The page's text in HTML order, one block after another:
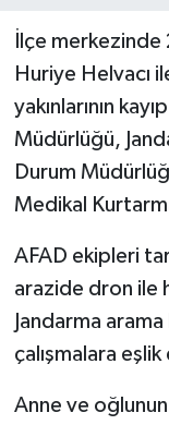
İlçe merkezinde
Huriye Helvacı
yakınlarının
Müdürlüğü,
Durum
Medikal
AFAD ekipleri
arazide dron ile
Jandarma
çalışmalara
Anne ve